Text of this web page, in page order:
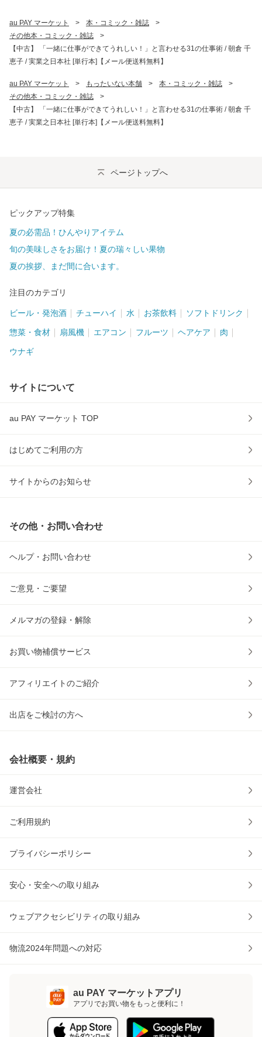
au PAY マーケット > 本・コミック・雑誌
>
その他本・コミック・雑誌
>
【中古】 「一緒に仕事ができてうれしい！」と言わせる31の仕事術 / 朝倉 千
恵子 / 実業之日本社 [単行本]【メール便送料無料】
au PAY マーケット > もったいない本舗 > 本・コミック・雑誌
>
その他本・コミック・雑誌
>
【中古】 「一緒に仕事ができてうれしい！」と言わせる31の仕事術 / 朝倉 千
恵子 / 実業之日本社 [単行本]【メール便送料無料】
ページトップへ
ピックアップ特集
夏の必需品！ひんやりアイテム
旬の美味しさをお届け！夏の瑞々しい果物
夏の挨拶、まだ間に合います。
注目のカテゴリ
ビール・発泡酒 チューハイ 水 お茶飲料 ソフトドリンク
惣菜・食材 扇風機 エアコン フルーツ ヘアケア 肉
ウナギ
サイトについて
au PAY マーケット TOP
はじめてご利用の方
サイトからのお知らせ
その他・お問い合わせ
ヘルプ・お問い合わせ
ご意見・ご要望
メルマガの登録・解除
お買い物補償サービス
アフィリエイトのご紹介
出店をご検討の方へ
会社概要・規約
運営会社
ご利用規約
プライバシーポリシー
安心・安全への取り組み
ウェブアクセシビリティの取り組み
物流2024年問題への対応
au PAY マーケットアプリ
アプリでお買い物をもっと便利に！